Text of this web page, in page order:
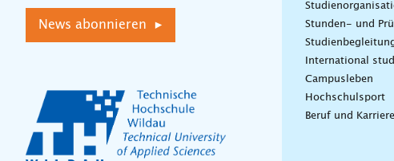
News abonnieren ▸
Stunden- und
International
Campusleben
Hochschulsport
Beruf und Karriere